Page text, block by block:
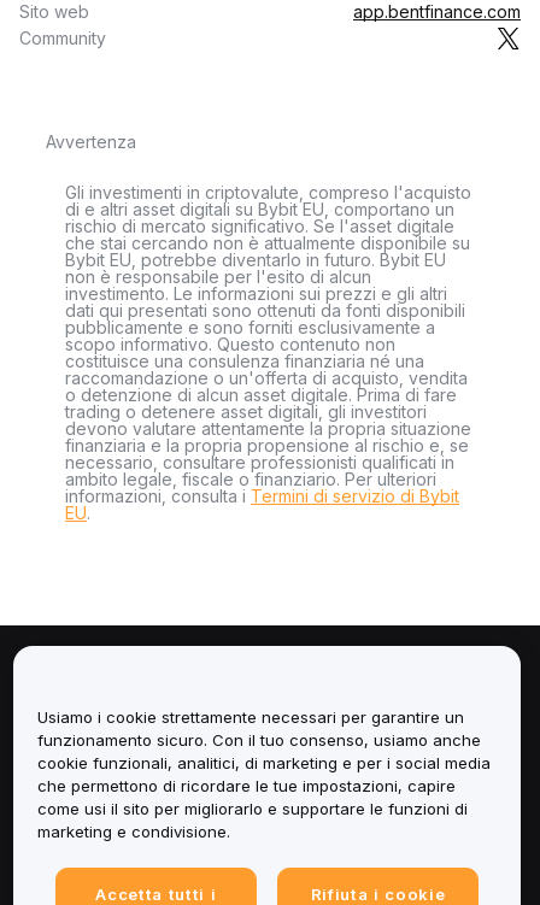
Sito web
app.bentfinance.com
Community
Avvertenza
Gli investimenti in criptovalute, compreso l'acquisto
di e altri asset digitali su Bybit EU, comportano un
rischio di mercato significativo. Se l'asset digitale
che stai cercando non è attualmente disponibile su
Bybit EU, potrebbe diventarlo in futuro. Bybit EU
non è responsabile per l'esito di alcun
investimento. Le informazioni sui prezzi e gli altri
dati qui presentati sono ottenuti da fonti disponibili
pubblicamente e sono forniti esclusivamente a
scopo informativo. Questo contenuto non
costituisce una consulenza finanziaria né una
raccomandazione o un'offerta di acquisto, vendita
o detenzione di alcun asset digitale. Prima di fare
trading o detenere asset digitali, gli investitori
devono valutare attentamente la propria situazione
finanziaria e la propria propensione al rischio e, se
necessario, consultare professionisti qualificati in
ambito legale, fiscale o finanziario. Per ulteriori
informazioni, consulta i Termini di servizio di Bybit
EU.
Servizi
Assistenza
Usiamo i cookie strettamente necessari per garantire un
funzionamento sicuro. Con il tuo consenso, usiamo anche
cookie funzionali, analitici, di marketing e per i social media
che permettono di ricordare le tue impostazioni, capire
come usi il sito per migliorarlo e supportare le funzioni di
marketing e condivisione.
Accetta tutti i Rifiuta i cookie